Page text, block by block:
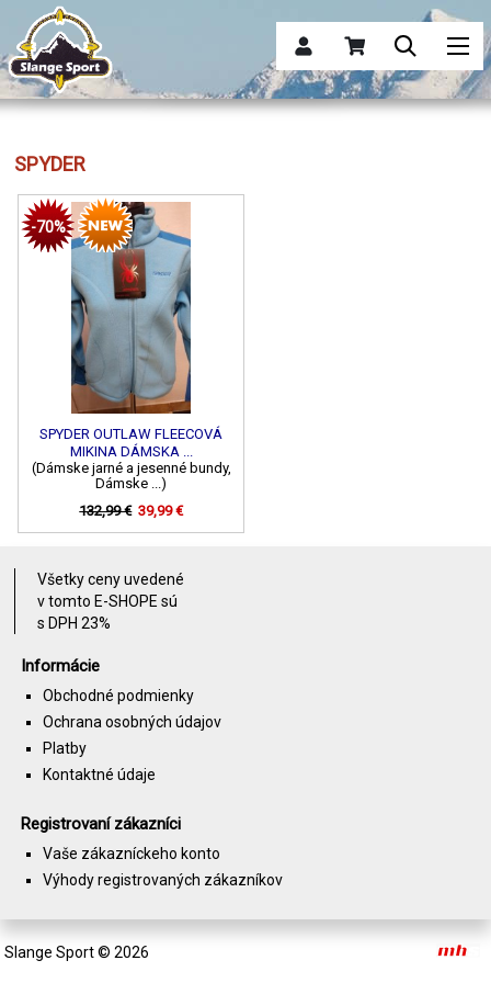
SPYDER
-70%
SPYDER OUTLAW FLEECOVÁ
MIKINA DÁMSKA ...
(Dámske jarné a jesenné bundy,
Dámske ...)
132,99 € 39,99 €
Všetky ceny uvedené
v tomto E-SHOPE sú
s DPH 23%
Informácie
Obchodné podmienky
Ochrana osobných údajov
Platby
Kontaktné údaje
Registrovaní zákazníci
Vaše zákazníckeho konto
Výhody registrovaných zákazníkov
Slange Sport© 2026